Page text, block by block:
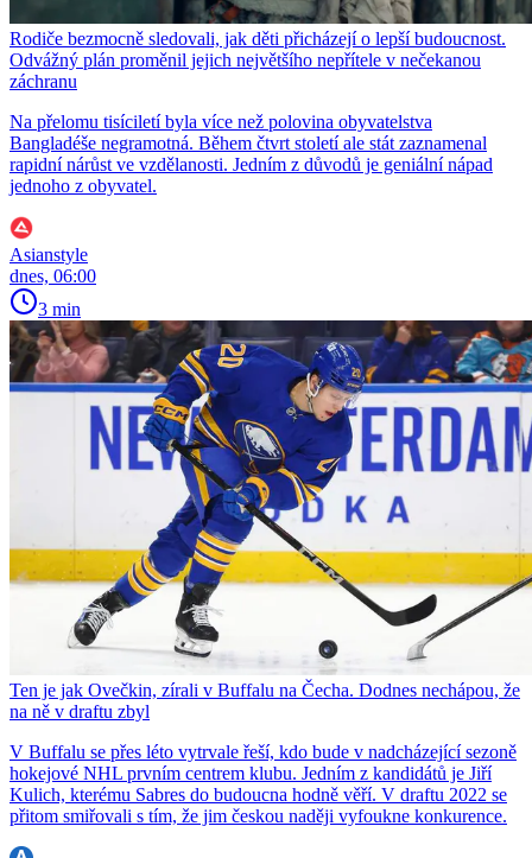
Rodiče bezmocně sledovali, jak děti přicházejí o lepší budoucnost.
Odvážný plán proměnil jejich největšího nepřítele v nečekanou
záchranu
Na přelomu tisíciletí byla více než polovina obyvatelstva
Bangladéše negramotná. Během čtvrt století ale stát zaznamenal
rapidní nárůst ve vzdělanosti. Jedním z důvodů je geniální nápad
jednoho z obyvatel.
Asianstyle
dnes, 06:00
3 min
Ten je jak Ovečkin, zírali v Buffalu na Čecha. Dodnes nechápou, že
na ně v draftu zbyl
V Buffalu se přes léto vytrvale řeší, kdo bude v nadcházející sezoně
hokejové NHL prvním centrem klubu. Jedním z kandidátů je Jiří
Kulich, kterému Sabres do budoucna hodně věří. V draftu 2022 se
přitom smiřovali s tím, že jim českou naději vyfoukne konkurence.